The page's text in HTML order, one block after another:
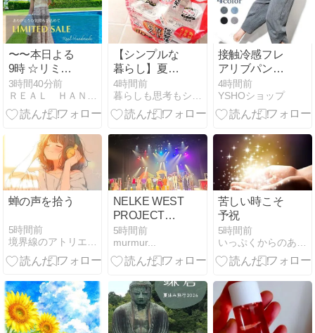
〜〜本日よる
9時 ☆リミテ
ッドセールス
タートしま
す〜〜
3時間40分前
【シンプルな
暮らし】夏休
みに断捨離す
るメリット
4時間前
接触冷感フレ
アリブパンツ
しゃり感カラ
ーワイドパン
ツ リネン・麻
ツ」
4時間前
YSHOショップ
蝉の声を拾う
5時間前
境界線のアトリエ -The Muted World-
NELKE WEST
PROJECT
vol.2 舞台『ペ
パロニ・ヴァ
ンパイア』
5時間前
murmur...
苦しい時こそ
予祝
5時間前